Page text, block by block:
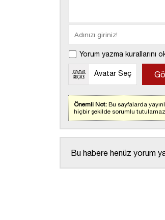
Yorum yazma kurallarını
Avatar Seç
Önemli Not: Bu sayfalarda
hiçbir şekilde sorumlu tutulamaz.
Bu habere henüz yorum